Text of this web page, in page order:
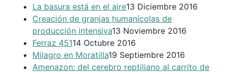
La basura está en el aire13 Diciembre 2016
Creación de granjas humanícolas de
producción intensiva13 Noviembre 2016
Ferraz 45114 Octubre 2016
Milagro en Moratilla19 Septiembre 2016
Amenazon: del cerebro reptiliano al carrito de